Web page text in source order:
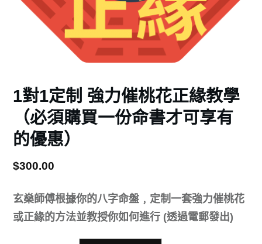
1對1定制 強力催桃花正緣教學
（必須購買一份命書才可享有
的優惠）
$300.00
玄燊師傅根據你的八字命盤﹐定制一套強力催桃花
或正緣的方法並教授你如何進行 (透過電郵發出)